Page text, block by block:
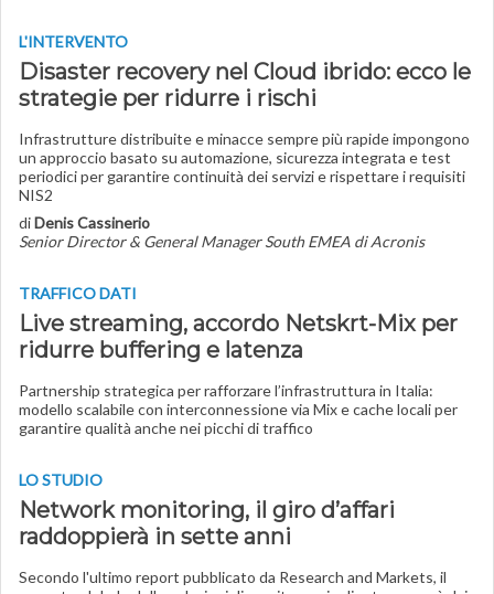
L'INTERVENTO
Disaster recovery nel Cloud ibrido: ecco le
strategie per ridurre i rischi
Infrastrutture distribuite e minacce sempre più rapide impongono
un approccio basato su automazione, sicurezza integrata e test
periodici per garantire continuità dei servizi e rispettare i requisiti
NIS2
diDenis Cassinerio
Senior Director & General Manager South EMEA di Acronis
TRAFFICO DATI
Live streaming, accordo Netskrt-Mix per
ridurre buffering e latenza
Partnership strategica per rafforzare l’infrastruttura in Italia:
modello scalabile con interconnessione via Mix e cache locali per
garantire qualità anche nei picchi di traffico
LO STUDIO
Network monitoring, il giro d’affari
raddoppierà in sette anni
Secondo l'ultimo report pubblicato da Research and Markets, il